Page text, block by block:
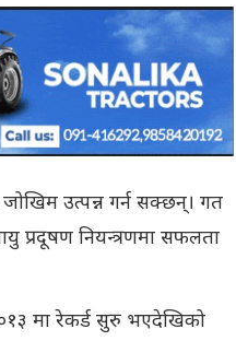
उत्पन्न गर्न सक्छन्। गत
प्रदूषण नियन्त्रणमा सफलता
मा रेकर्ड सुरु भएदेखिको